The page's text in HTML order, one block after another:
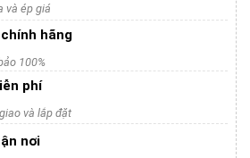
và ép giá
hãng
100%
phí
và lắp đặt
nơi